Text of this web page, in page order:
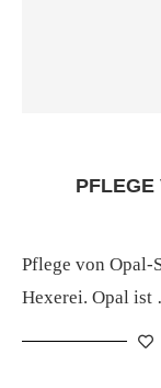
PFLEGE
Pflege von Opal-
Hexerei. Opal